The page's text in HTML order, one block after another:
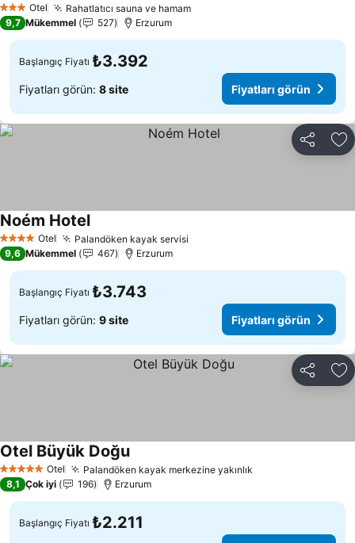
3 YıldızOtel Rahatlatıcı sauna ve hamam
9,7 Mükemmel 527 Erzurum
Başlangıç Fiyatı ₺3.392
Fiyatları görün: 8 site Fiyatları görün
Paylaş
4 Yıldız Otel Palandöken kayak servisi
Noém Hotel
9,6 Mükemmel 467 Erzurum
Başlangıç Fiyatı ₺3.743
Fiyatları görün: 9 site Fiyatları görün
Paylaş
5 Yıldız Otel Palandöken kayak merkezine yakınlık
Otel Büyük Doğu
8,1 Çok iyi 196 Erzurum
Başlangıç Fiyatı ₺2.211